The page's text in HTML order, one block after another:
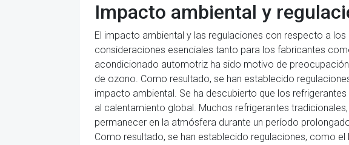
Impacto ambiental y
El impacto ambiental y las regulaciones con respecto a
consideraciones esenciales tanto para los fabricantes
acondicionado automotriz ha sido motivo de
de ozono. Como resultado, se han establecido
impacto ambiental. Se ha descubierto que los
al calentamiento global. Muchos refrigerantes
permanecer en la atmósfera durante un período
Como resultado, se han establecido regulaciones, como